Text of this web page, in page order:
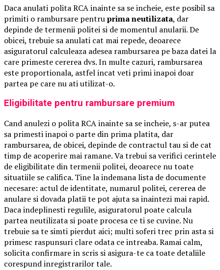
Daca anulati polita RCA inainte sa se incheie, este posibil sa
primiti o rambursare pentruprima neutilizata, dar
depinde de termenii politei si de momentul anularii. De
obicei, trebuie sa anulati cat mai repede, deoarece
asiguratorul calculeaza adesea rambursarea pe baza datei la
care primeste cererea dvs. In multe cazuri, rambursarea
este proportionala, astfel incat veti primi inapoi doar
partea pe care nu ati utilizat-o.
Eligibilitate pentru rambursare premium
Cand anulezi o polita RCA inainte sa se incheie, s-ar putea
sa primesti inapoi o parte din prima platita, dar
rambursarea, de obicei, depinde de contractul tau si de cat
timp de acoperire mai ramane. Va trebui sa verifici cerintele
de eligibilitate din termenii politei, deoarece nu toate
situatiile se califica. Tine la indemana lista de documente
necesare: actul de identitate, numarul politei, cererea de
anulare si dovada platii te pot ajuta sa inaintezi mai rapid.
Daca indeplinesti regulile, asiguratorul poate calcula
partea neutilizata si poate procesa ce ti se cuvine. Nu
trebuie sa te simti pierdut aici; multi soferi trec prin asta si
primesc raspunsuri clare odata ce intreaba. Ramai calm,
solicita confirmare in scris si asigura-te ca toate detaliile
corespund inregistrarilor tale.